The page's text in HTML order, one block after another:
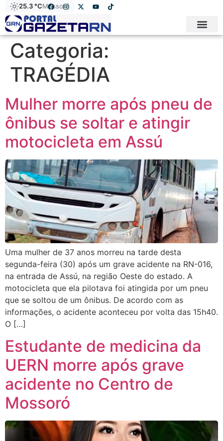
25.3 °CMossoró
Categoria:
TRAGÉDIA
Mulher morre após pneu de
ônibus se soltar e atingir
motocicleta em Assú
Uma mulher de 37 anos morreu na tarde desta
segunda-feira (30) após um grave acidente na RN-016,
na entrada de Assú, na região Oeste do estado. A
motocicleta que ela pilotava foi atingida por um pneu
que se soltou de um ônibus. De acordo com as
informações, o acidente aconteceu por volta das 15h40.
O […]
Estudante de medicina da
UERN morre após grave
acidente no Centro de
Mossoró